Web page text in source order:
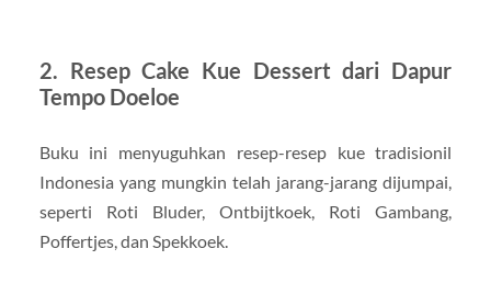
2. Resep Cake Kue Dessert dari Dapur
Tempo Doeloe
Buku ini menyuguhkan resep-resep kue tradisionil
Indonesia yang mungkin telah jarang-jarang dijumpai,
seperti Roti Bluder, Ontbijtkoek, Roti Gambang,
Poffertjes, dan Spekkoek.